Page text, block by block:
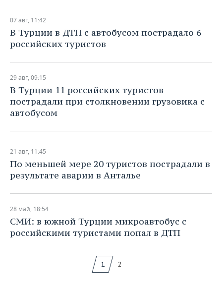
07 авг, 11:42
В Турции в ДТП с автобусом пострадало 6
российских туристов
29 авг, 09:15
В Турции 11 российских туристов
пострадали при столкновении грузовика с
автобусом
21 авг, 11:45
По меньшей мере 20 туристов пострадали в
результате аварии в Анталье
28 май, 18:54
СМИ: в южной Турции микроавтобус с
российскими туристами попал в ДТП
1 2